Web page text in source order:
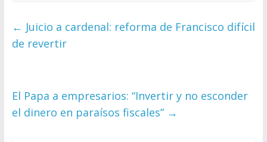
← Juicio a cardenal: reforma de Francisco difícil
de revertir
El Papa a empresarios: “Invertir y no esconder
el dinero en paraísos fiscales” →